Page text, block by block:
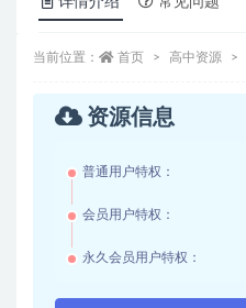
当前位置： 首页 高中资源
资源信息
普通用户特权：
会员用户特权：
永久会员用户特权：